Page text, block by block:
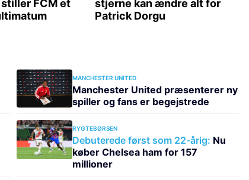
MANCHESTER UNITED
Manchester United præsenterer ny
spiller og fans er begejstrede
RYGTEBØRSEN
Debuterede først som 22-årig: Nu
køber Chelsea ham for 157
millioner